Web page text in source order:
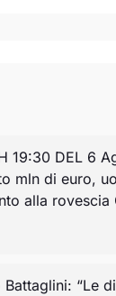
19:30 DEL 6
mln di euro,
alla rovescia
“Le